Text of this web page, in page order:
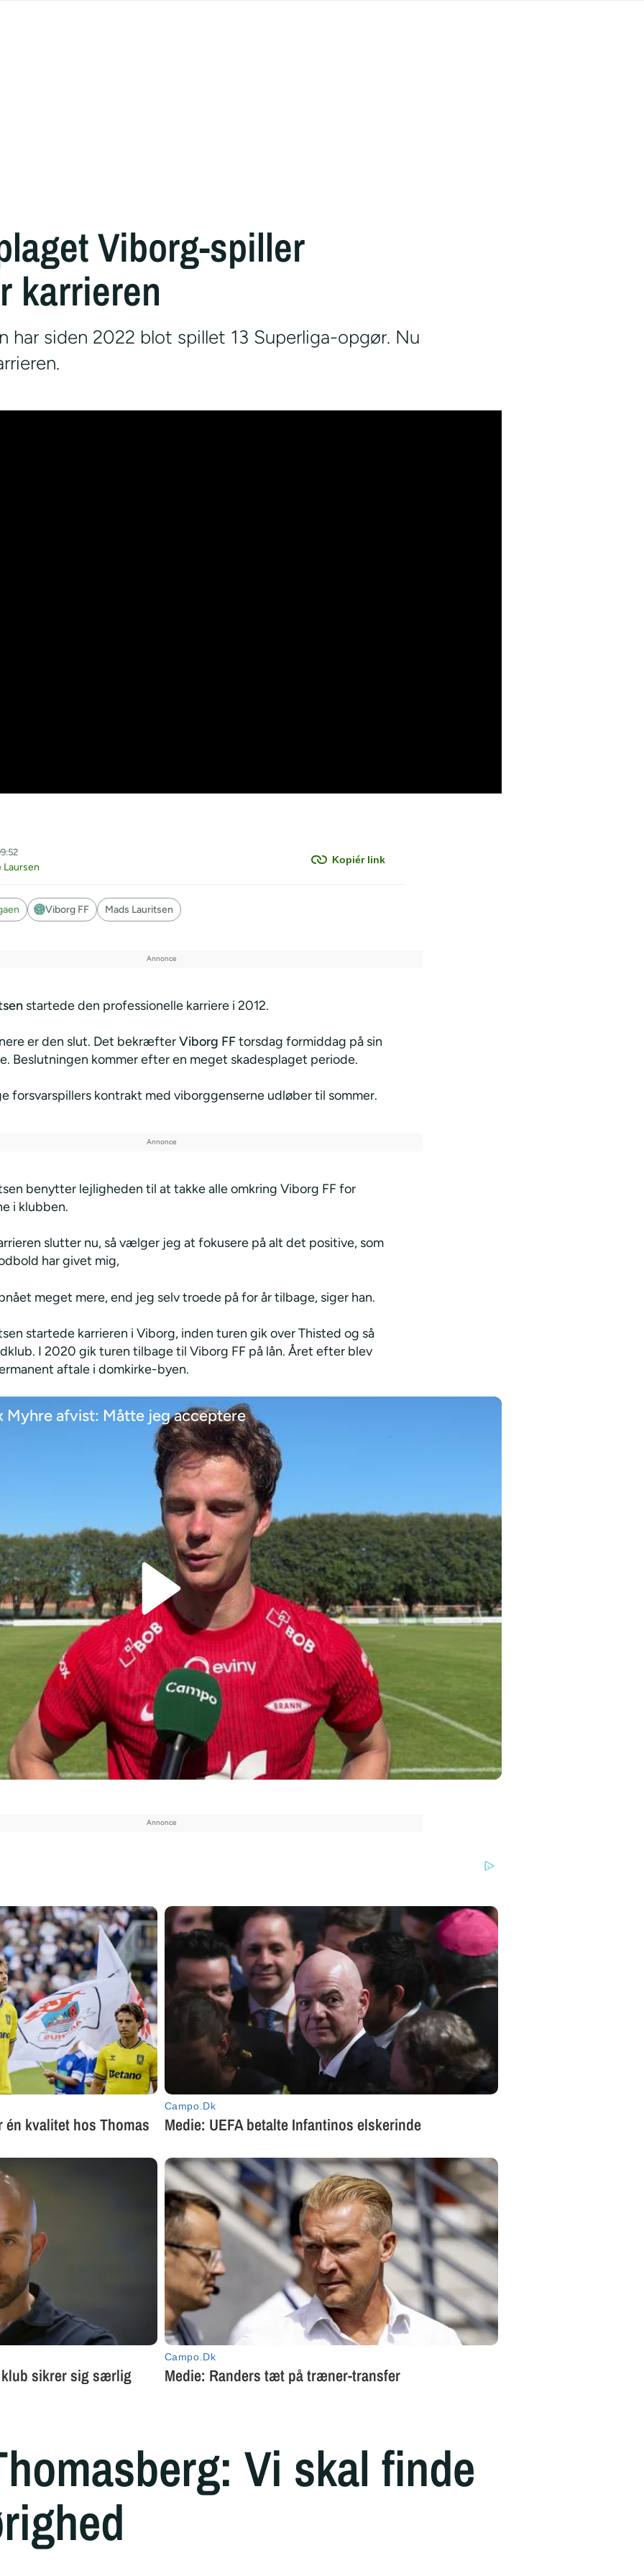
Viborg-spiller
karrieren
har siden 2022 blot spillet 13 Superliga-opgør. Nu
Kopiér link
Laursen
Viborg FF Mads Lauritsen
startede den professionelle karriere i 2012.
er den slut. Det bekræfterViborg FFtorsdag formiddag på sin
Beslutningen kommer efter en meget skadesplaget periode.
forsvarspillers kontrakt med viborggenserne udløber til sommer.
benytter lejligheden til at takke alle omkring Viborg FF for
i klubben.
slutter nu, så vælger jeg at fokusere på alt det positive, som
har givet mig,
meget mere, end jeg selv troede på for år tilbage, siger han.
startede karrieren i Viborg, inden turen gik over Thisted og så
I 2020 gik turen tilbage til Viborg FF på lån. Året efter blev
aftale i domkirke-byen.
Myhre afvist: Måtte jeg acceptere
Vi skal finde